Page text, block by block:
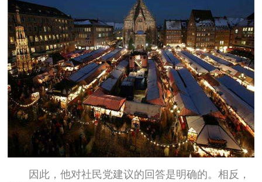
因此，他对社民党建议的回答是明确的。相反，